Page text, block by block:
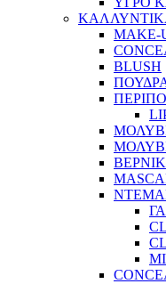
MAKE-
BLUSH